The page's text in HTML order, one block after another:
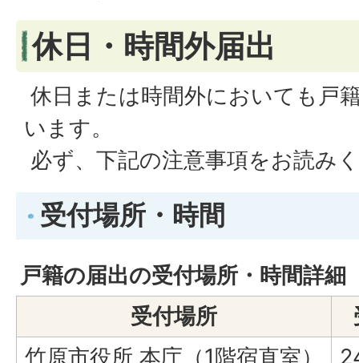
休日・時間外届出
休日または時間外においても戸
います。
必ず、下記の注意事項をお読み
受付場所・時間
戸籍の届出の受付場所・時間詳細
受付場所
竹原市役所 本庁（1階宿直室）